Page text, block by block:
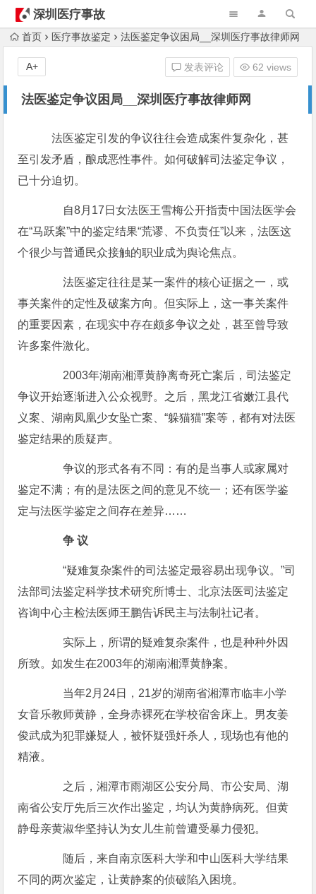
深圳医疗事故
律师
首页 医疗事故鉴定 法医鉴定争议困局__深圳医疗事故律师网
法医鉴定争议困局__深圳医疗事故律师网
发表评论 62 views
A+
法医鉴定引发的争议往往会造成案件复杂化，甚
至引发矛盾，酿成恶性事件。如何破解司法鉴定争议，
已十分迫切。
自8月17日女法医王雪梅公开指责中国法医学会
在“马跃案”中的鉴定结果“荒谬、不负责任”以来，法医这
个很少与普通民众接触的职业成为舆论焦点。
法医鉴定往往是某一案件的核心证据之一，或
事关案件的定性及破案方向。但实际上，这一事关案件
的重要因素，在现实中存在颇多争议之处，甚至曾导致
许多案件激化。
2003年湖南湘潭黄静离奇死亡案后，司法鉴定
争议开始逐渐进入公众视野。之后，黑龙江省嫩江县代
义案、湖南凤凰少女坠亡案、“躲猫猫”案等，都有对法医
鉴定结果的质疑声。
争议的形式各有不同：有的是当事人或家属对
鉴定不满；有的是法医之间的意见不统一；还有医学鉴
定与法医学鉴定之间存在差异……
争 议
“疑难复杂案件的司法鉴定最容易出现争议。”司
法部司法鉴定科学技术研究所博士、北京法医司法鉴定
咨询中心主检法医师王鹏告诉民主与法制社记者。
实际上，所谓的疑难复杂案件，也是种种外因
所致。如发生在2003年的湖南湘潭黄静案。
当年2月24日，21岁的湖南省湘潭市临丰小学
女音乐教师黄静，全身赤裸死在学校宿舍床上。男友姜
俊武成为犯罪嫌疑人，被怀疑强奸杀人，现场也有他的
精液。
之后，湘潭市雨湖区公安分局、市公安局、湖
南省公安厅先后三次作出鉴定，均认为黄静病死。但黄
静母亲黄淑华坚持认为女儿生前曾遭受暴力侵犯。
随后，来自南京医科大学和中山医科大学结果
不同的两次鉴定，让黄静案的侦破陷入困境。